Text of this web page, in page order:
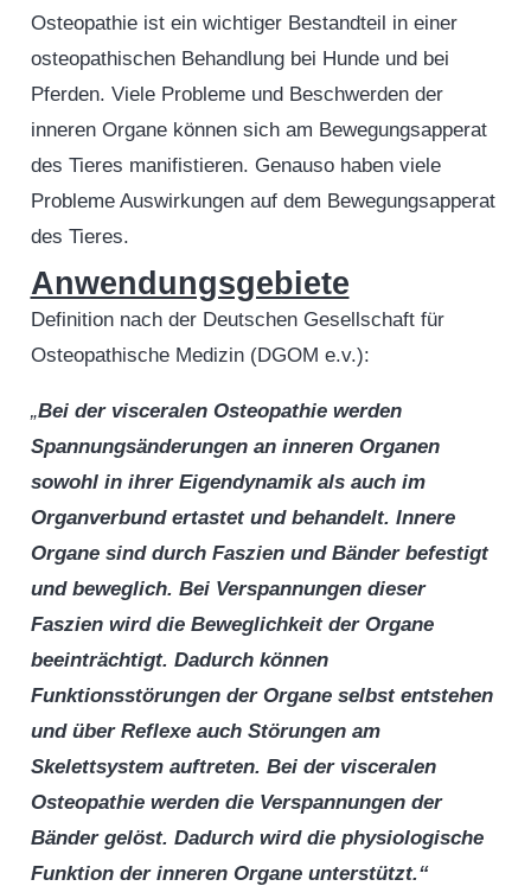
Osteopathie ist ein wichtiger Bestandteil in einer
osteopathischen Behandlung bei Hunde und bei
Pferden. Viele Probleme und Beschwerden der
inneren Organe können sich am Bewegungsapperat
des Tieres manifistieren. Genauso haben viele
Probleme Auswirkungen auf dem Bewegungsapperat
des Tieres.
Anwendungsgebiete
Definition nach der Deutschen Gesellschaft für
Osteopathische Medizin (DGOM e.v.):
„Bei der visceralen Osteopathie werden
Spannungsänderungen an inneren Organen
sowohl in ihrer Eigendynamik als auch im
Organverbund ertastet und behandelt. Innere
Organe sind durch Faszien und Bänder befestigt
und beweglich. Bei Verspannungen dieser
Faszien wird die Beweglichkeit der Organe
beeinträchtigt. Dadurch können
Funktionsstörungen der Organe selbst entstehen
und über Reflexe auch Störungen am
Skelettsystem auftreten. Bei der visceralen
Osteopathie werden die Verspannungen der
Bänder gelöst. Dadurch wird die physiologische
Funktion der inneren Organe unterstützt.“